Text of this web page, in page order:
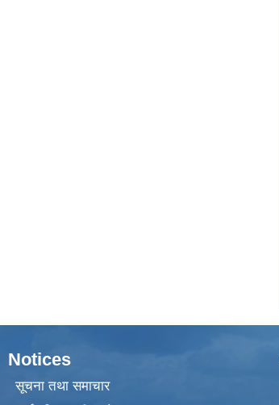
Notices
सूचना तथा समाचार